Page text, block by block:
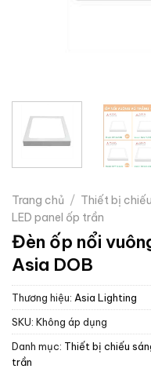
Trang chủ / Thiết bị
LED panel ốp trần
Đèn ốp nổi
Asia DOB
Thương hiệu: Asia Lighting
SKU: Không áp dụng
Danh mục: Thiết bị chiếu
trần